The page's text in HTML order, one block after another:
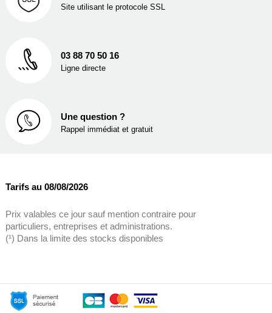
Site utilisant le protocole SSL
03 88 70 50 16
Ligne directe
Une question ?
Rappel immédiat et gratuit
Tarifs au 08/08/2026
Prix valables ce jour sauf mention contraire pour
particuliers, entreprises et administrations.
(¹) Dans la limite des stocks disponibles